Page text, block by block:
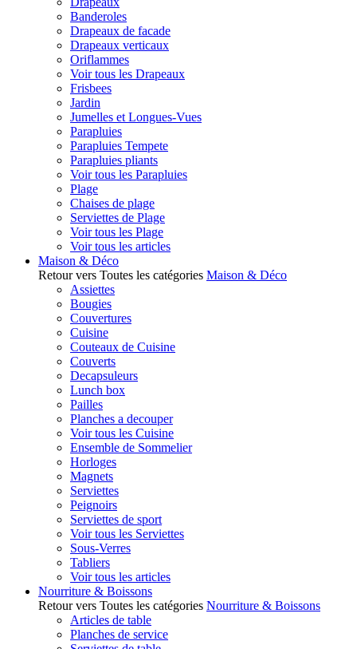
Banderoles
Drapeaux de facade
Drapeaux verticaux
Oriflammes
Voir tous les Drapeaux
Frisbees
Jardin
Jumelles et Longues-Vues
Parapluies
Parapluies Tempete
Parapluies pliants
Voir tous les Parapluies
Plage
Chaises de plage
Serviettes de Plage
Voir tous les Plage
Voir tous les articles
Maison & Déco
Retour vers Toutes les catégories Maison & Déco
Assiettes
Bougies
Couvertures
Cuisine
Couteaux de Cuisine
Couverts
Decapsuleurs
Lunch box
Pailles
Planches a decouper
Voir tous les Cuisine
Ensemble de Sommelier
Horloges
Magnets
Serviettes
Peignoirs
Serviettes de sport
Voir tous les Serviettes
Sous-Verres
Tabliers
Voir tous les articles
Nourriture & Boissons
Retour vers Toutes les catégories Nourriture & Boissons
Articles de table
Planches de service